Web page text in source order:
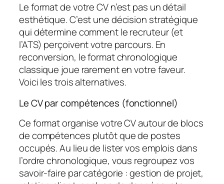
Le format de votre CV n’est pas un détail
esthétique. C’est une décision stratégique
qui détermine comment le recruteur (et
l’ATS) perçoivent votre parcours. En
reconversion, le format chronologique
classique joue rarement en votre faveur.
Voici les trois alternatives.
Le CV par compétences (fonctionnel)
Ce format organise votre CV autour de blocs
de compétences plutôt que de postes
occupés. Au lieu de lister vos emplois dans
l’ordre chronologique, vous regroupez vos
savoir-faire par catégorie : gestion de projet,